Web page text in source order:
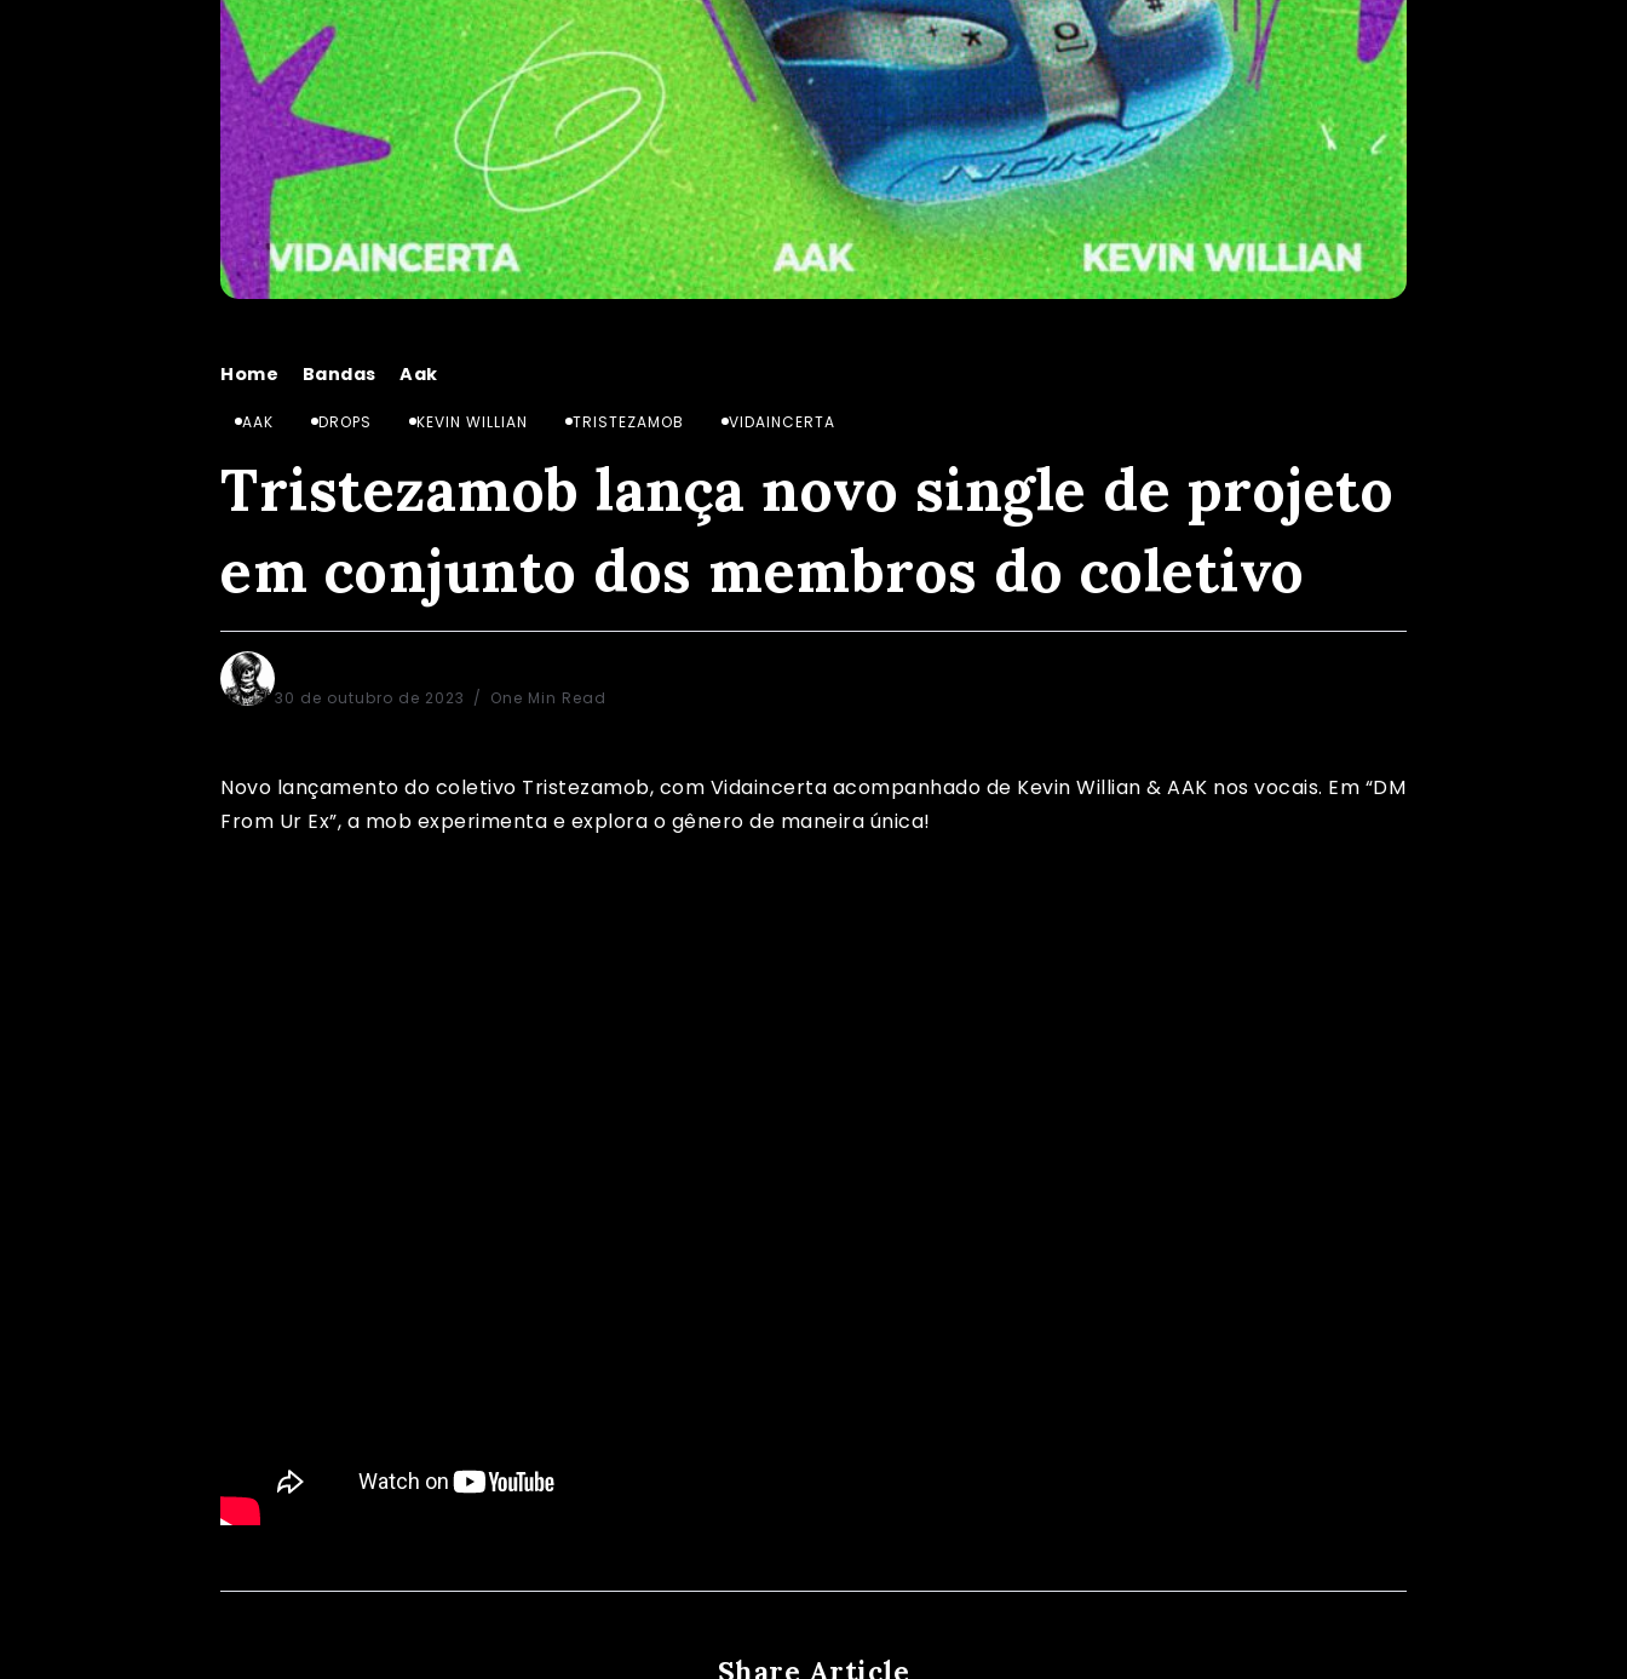
Home Bandas Aak
AAK DROPS KEVIN WILLIAN TRISTEZAMOB VIDAINCERTA
Tristezamob lança novo single de projeto
em conjunto dos membros do coletivo
30 de outubro de 2023 One Min Read
Novo lançamento do coletivo Tristezamob, com Vidaincerta acompanhado de Kevin Willian & AAK nos vocais. Em “DM
From Ur Ex”, a mob experimenta e explora o gênero de maneira única!
Share Article